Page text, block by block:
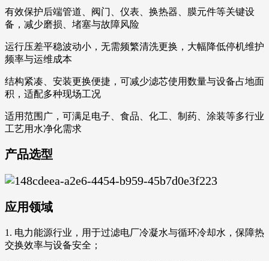
有效保护后端管道、阀门、仪表、换热器、膜元件等关键设
备，减少磨损、堵塞与故障风险
运行压差平稳波动小，无需频繁清洗更换，大幅降低停机维护
频率与运维成本
结构紧凑、安装更换便捷，可减少滤芯使用数量与设备占地面
积，适配多种现场工况
适用范围广，可满足电子、食品、化工、制药、涂装等多行业
工艺用水净化需求
产品选型
应用领域
1. 电力能源行业，用于过滤电厂冷凝水与循环冷却水，保障热
交换效率与设备安全；